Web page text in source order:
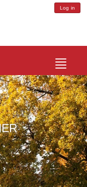
Log in
Toggle